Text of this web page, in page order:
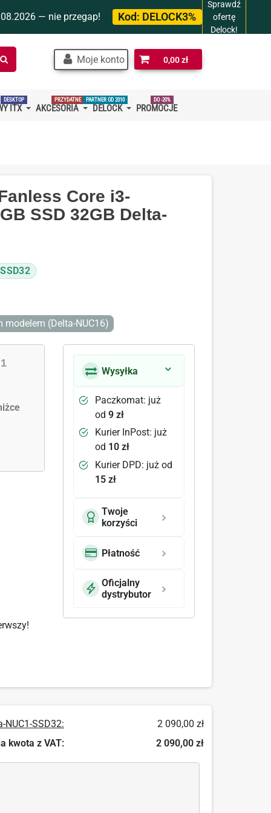
— nie przegap! Kod: DELOCK3%
Sprawdź
ofertę
Delock!
Szukaj
w
Moje konto 0,00 zł
ITX
DESKTOP
AKCESORIA
PRZYDATNE
DELOCK
PARTNER OD 2010
PROMOCJE
DO -20%
Core i3-
SSD 32GB Delta-
(Delta-NUC16)
1
Wysyłka
Paczkomat: już
od9 zł
Kurier InPost: już
od 10 zł
Kurier DPD: już od
15 zł
Twoje
korzyści
Płatność
Oficjalny
dystrybutor
NUC1-SSD32:
2 090,00 zł
kwota z VAT:
2 090,00 zł